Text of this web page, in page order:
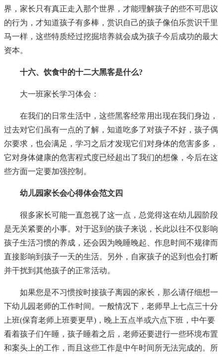
界，家长只有真正走入那个世界，才能理解孩子的些不可思议
的行为，才知道孩子有多棒，赏识自己的孩子像伯乐赏识千里
马一样，这些特质经过挖掘培养就会成为孩子今后成功的最大
资本。
十六、饮食中的十二大黑客是什么?
大一班家长学习体会：
在我们的日常生活中，这些黑客经常用出现在我们身边，
过去对它们虽有一点的了解，知道吃多了对孩子不好，孩子偶
尔要求，也会满足，学习之后才发现它们对身体的危害多多，
它对身体健康的危害程式度已经超出了我们的想像，今后在这
些方面一定要加强控制。
幼儿园家长会心得体会范文四
很多家长可能一直忽视了这一点，总觉得这在幼儿园阶段
是无关紧要的小事。对于迟到的孩子来说，长此以往不仅影响
孩子生活习惯的养成，还会因为晚睡晚起、作息时间不规律而
直接影响到孩子一天的生活。另外，自家孩子的迟到也会打断
并干扰到其他孩子的正常活动。
如果您是不习惯按时接孩子离园的家长，那么请仔细想一
下幼儿园老师的工作时间。一般情况下，老师早上七点三十分
上班(保育老师上班要更早)，晚上五点半或六点下班，中午要
看着孩子们午睡，孩子睡着之后，老师还要进行一些环境布置
和案头上的工作，而且这些工作是中午时间所无法完成的。所